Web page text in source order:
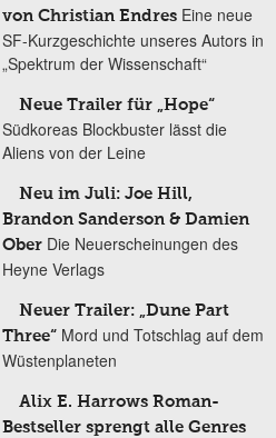
von Christian Endres Eine neue
SF-Kurzgeschichte unseres Autors in
„Spektrum der Wissenschaft“
Neue Trailer für „Hope“
Südkoreas Blockbuster lässt die
Aliens von der Leine
Neu im Juli: Joe Hill,
Brandon Sanderson & Damien
Ober Die Neuerscheinungen des
Heyne Verlags
Neuer Trailer: „Dune Part
Three“ Mord und Totschlag auf dem
Wüstenplaneten
Alix E. Harrows Roman-
Bestseller sprengt alle Genres